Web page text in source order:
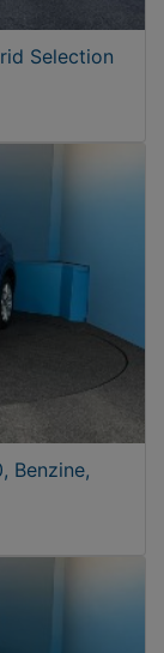
Selection
Benzine,